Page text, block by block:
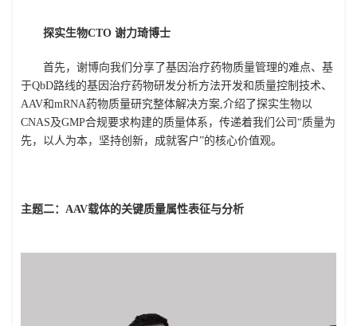
探实生物CTO 谢力琦博士
首先，谢博向我们分享了基因治疗药物质量管理的难点、基
于QbD路线的基因治疗药物研发分析方法开发和质量控制技术、
AAV和mRNA药物质量研究整体解决方案,介绍了探实生物以
CNAS及GMP合规要求构建的质量体系，传递着我们公司“质量为
先，以人为本，坚持创新，成就客户”的核心价值观。
主题二：AAV载体的关键质量属性表征与分析